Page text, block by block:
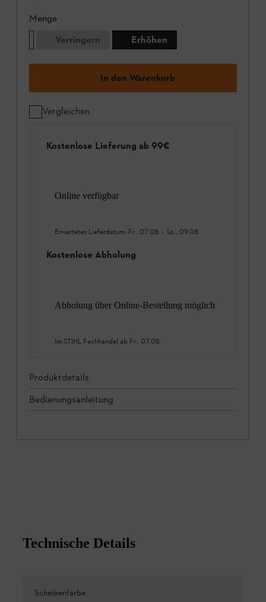
Menge
Verringern
Erhöhen
In den Warenkorb
Vergleichen
Kostenlose Lieferung ab 99€
Online verfügbar
Erwartetes Lieferdatum: Fr., 07.08. - So., 09.08.
Kostenlose Abholung
Abholung über Online-Bestellung möglich
Im STIHL Fachhandel ab Fr., 07.08.
Produktdetails
Bedienungsanleitung
Technische Details
Scheibenfarbe